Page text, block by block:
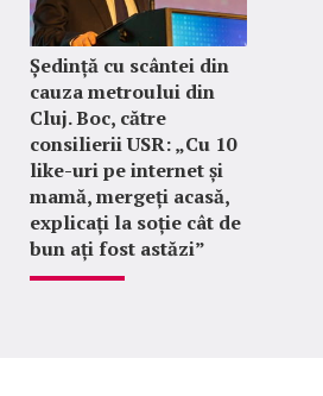
Ședință cu scântei din
cauza metroului din
Cluj. Boc, către
consilierii USR: „Cu 10
like-uri pe internet și
mamă, mergeți acasă,
explicați la soție cât de
bun ați fost astăzi”